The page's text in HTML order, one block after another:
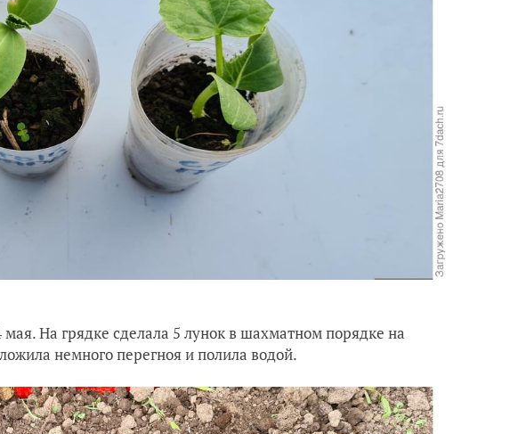
На грядке сделала 5 лунок в шахматном порядке на
немного перегноя и полила водой.